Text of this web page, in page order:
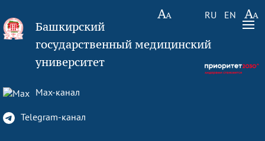
RU EN
Башкирский
государственный медицинский
университет
Max-канал
Telegram-канал